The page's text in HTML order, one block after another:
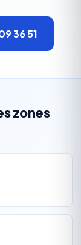
36 51
zones